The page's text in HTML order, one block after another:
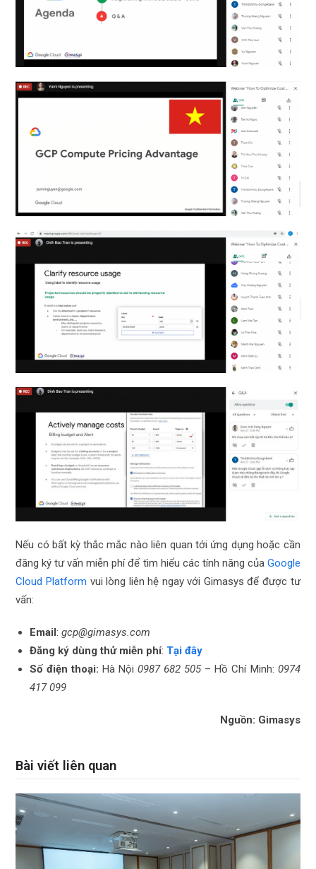
Nếu có bất kỳ thắc mắc nào liên quan tới ứng dụng hoặc cần
đăng ký tư vấn miễn phí để tìm hiểu các tính năng của Google
Cloud Platform vui lòng liên hệ ngay với Gimasys để được tư
vấn:
Email:gcp@gimasys.com
Đăng ký dùng thử miễn phí: Tại đây
Số điện thoại: Hà Nội 0987 682 505– Hồ Chí Minh: 0974
417 099
Nguồn: Gimasys
Bài viết liên quan